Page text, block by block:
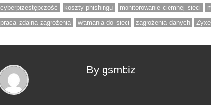
cyberprzestępczość koszty phishingu monitorowanie ciemnej sieci
praca zdalna zagrożenia włamania do sieci zagrożenia danych Zyxel
By gsmbiz